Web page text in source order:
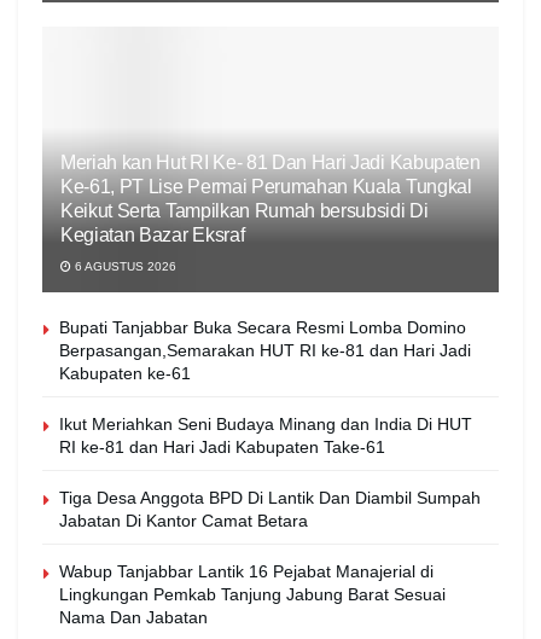
Meriah kan Hut RI Ke- 81 Dan Hari Jadi Kabupaten
Ke-61, PT Lise Permai Perumahan Kuala Tungkal
Keikut Serta Tampilkan Rumah bersubsidi Di
Kegiatan Bazar Eksraf
6 AGUSTUS 2026
Bupati Tanjabbar Buka Secara Resmi Lomba Domino
Berpasangan,Semarakan HUT RI ke-81 dan Hari Jadi
Kabupaten ke-61
Ikut Meriahkan Seni Budaya Minang dan India Di HUT
RI ke-81 dan Hari Jadi Kabupaten Take-61
Tiga Desa Anggota BPD Di Lantik Dan Diambil Sumpah
Jabatan Di Kantor Camat Betara
Wabup Tanjabbar Lantik 16 Pejabat Manajerial di
Lingkungan Pemkab Tanjung Jabung Barat Sesuai
Nama Dan Jabatan